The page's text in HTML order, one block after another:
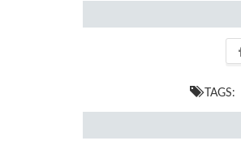
TAGS: